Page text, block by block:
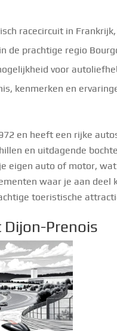
racecircuit in
de prachtige regio
voor
kenmerken en
en heeft een rijke
en uitdagende
eigen auto of motor,
waar je aan deel
toeristische
Dijon-Prenois